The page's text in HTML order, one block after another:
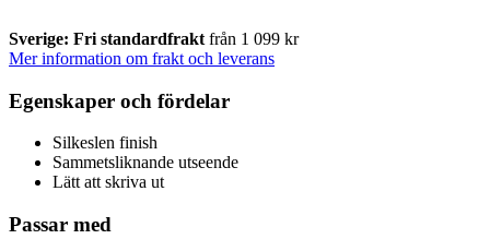
Sverige: Fri standardfrakt från 1 099 kr
Mer information om frakt och leverans
Egenskaper och fördelar
Silkeslen finish
Sammetsliknande utseende
Lätt att skriva ut
Passar med